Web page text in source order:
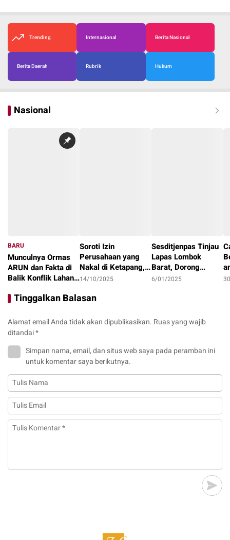
Trending Internasional Berita Nasional
Berita Daerah Rubrik Hukum
Nasional
BARU
Munculnya Ormas
ARUN dan Fakta di
Balik Konflik Lahan
Soroti Izin
Perusahaan yang
Nakal di Ketapang,
LAKI : Lahan Jadi
Tanggung Jawab?
14/10/2025
Sesditjenpas Tinjau
Lapas Lombok
Barat, Dorong
Optimalisasi
6/01/2025
Tinggalkan Balasan
Alamat email Anda tidak akan dipublikasikan. Ruas yang wajib
ditandai*
Simpan nama, email, dan situs web saya pada peramban ini
untuk komentar saya berikutnya.